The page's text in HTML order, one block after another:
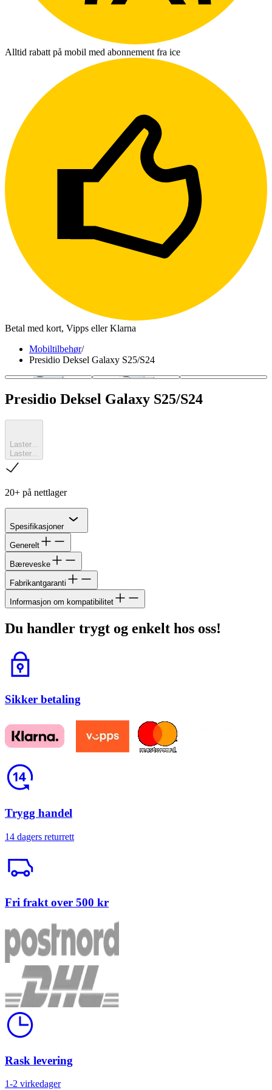
Alltid rabatt på mobil med abonnement fra ice
Betal med kort, Vipps eller Klarna
Mobiltilbehør/
Presidio Deksel Galaxy S25/S24
Presidio Deksel Galaxy S25/S24
Laster...
Laster...
20+ på nettlager
Spesifikasjoner
Generelt
Bæreveske
Fabrikantgaranti
Informasjon om kompatibilitet
Du handler trygt og enkelt hos oss!
Sikker betaling
Trygg handel
14 dagers returrett
Fri frakt over 500 kr
Rask levering
1-2 virkedager